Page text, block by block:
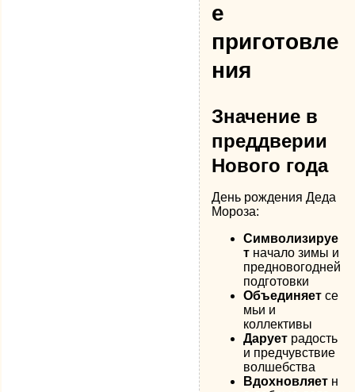
е
приготовле
ния
Значение в
преддверии
Нового года
День рождения Деда
Мороза:
Символизируе
т начало зимы и
предновогодней
подготовки
Объединяет се
мьи и
коллективы
Дарует радость
и предчувствие
волшебства
Вдохновляет н